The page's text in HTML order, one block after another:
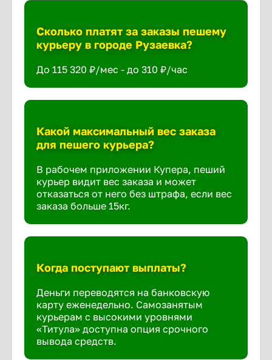
Сколько платят за заказы пешему
курьеру в городе Рузаевка?
До 115 320 ₽/мес - до 310 ₽/час
Какой максимальный вес заказа
для пешего курьера?
В рабочем приложении Купера, пеший
курьер видит вес заказа и может
отказаться от него без штрафа, если вес
заказа больше 15кг.
Когда поступают выплаты?
Деньги переводятся на банковскую
карту еженедельно. Самозанятым
курьерам с высокими уровнями
«Титула» доступна опция срочного
вывода средств.